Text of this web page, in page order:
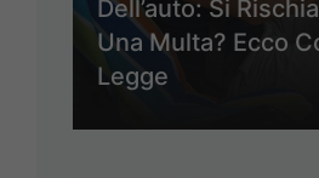
Dell’auto: Si
Una Multa? Ecco
Legge